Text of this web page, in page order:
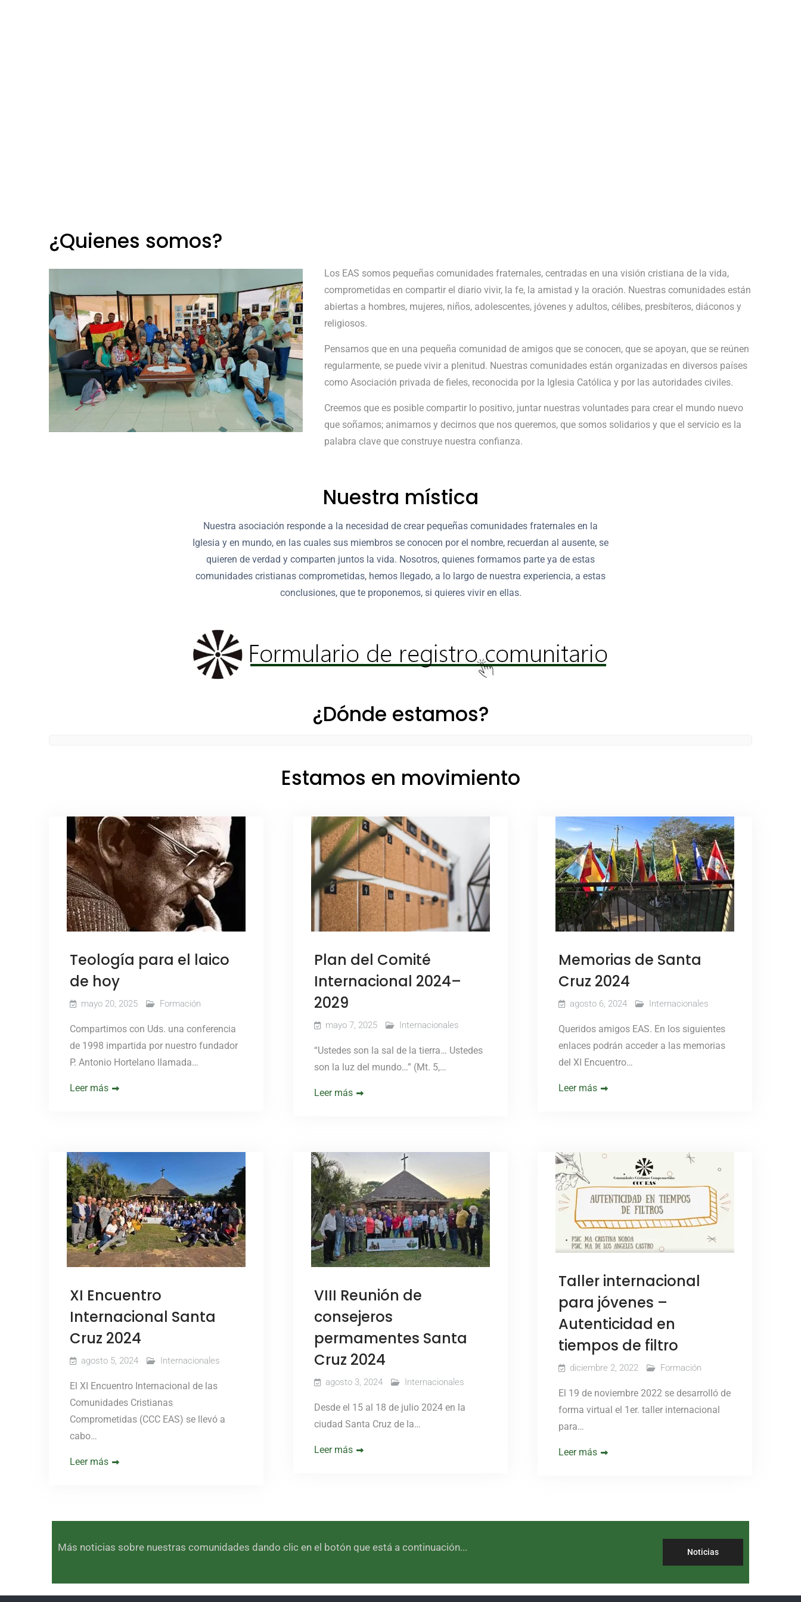
¿Quienes somos?
Los EAS somos pequeñas comunidades fraternales, centradas en una visión cristiana de la vida,
comprometidas en compartir el diario vivir, la fe, la amistad y la oración. Nuestras comunidades están
abiertas a hombres, mujeres, niños, adolescentes, jóvenes y adultos, célibes, presbíteros, diáconos y
religiosos.
Pensamos que en una pequeña comunidad de amigos que se conocen, que se apoyan, que se reúnen
regularmente, se puede vivir a plenitud. Nuestras comunidades están organizadas en diversos países
como Asociación privada de fieles, reconocida por la Iglesia Católica y por las autoridades civiles.
Creemos que es posible compartir lo positivo, juntar nuestras voluntades para crear el mundo nuevo
que soñamos; animarnos y decirnos que nos queremos, que somos solidarios y que el servicio es la
palabra clave que construye nuestra confianza.
Nuestra mística
Nuestra asociación responde a la necesidad de crear pequeñas comunidades fraternales en la
Iglesia y en mundo, en las cuales sus miembros se conocen por el nombre, recuerdan al ausente, se
quieren de verdad y comparten juntos la vida. Nosotros, quienes formamos parte ya de estas
comunidades cristianas comprometidas, hemos llegado, a lo largo de nuestra experiencia, a estas
conclusiones, que te proponemos, si quieres vivir en ellas.
¿Dónde estamos?
Estamos en movimiento
Teología para el laico
de hoy
mayo 20, 2025 Formación
Compartimos con Uds. una conferencia
de 1998 impartida por nuestro fundador
P. Antonio Hortelano llamada…
Leer más
Plan del Comité
Internacional 2024–
2029
mayo 7, 2025 Internacionales
“Ustedes son la sal de la tierra… Ustedes
son la luz del mundo…” (Mt. 5,…
Leer más
Memorias de Santa
Cruz 2024
agosto 6, 2024 Internacionales
Queridos amigos EAS. En los siguientes
enlaces podrán acceder a las memorias
del XI Encuentro…
Leer más
XI Encuentro
Internacional Santa
Cruz 2024
agosto 5, 2024 Internacionales
El XI Encuentro Internacional de las
Comunidades Cristianas
Comprometidas (CCC EAS) se llevó a
cabo…
Leer más
VIII Reunión de
consejeros
permamentes Santa
Cruz 2024
agosto 3, 2024 Internacionales
Desde el 15 al 18 de julio 2024 en la
ciudad Santa Cruz de la…
Leer más
Taller internacional
para jóvenes –
Autenticidad en
tiempos de filtro
diciembre 2, 2022 Formación
El 19 de noviembre 2022 se desarrolló de
forma virtual el 1er. taller internacional
para…
Leer más
Más noticias sobre nuestras comunidades dando clic en el botón que está a continuación... Noticias